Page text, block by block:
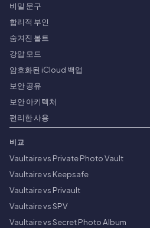
비밀 문구
합리적 부인
숨겨진 볼트
강압 모드
암호화된 iCloud 백업
보안 공유
보안 아키텍처
편리한 사용
비교
Vaultaire vs Private Photo Vault
Vaultaire vs Keepsafe
Vaultaire vs Privault
Vaultaire vs SPV
Vaultaire vs Secret Photo Album